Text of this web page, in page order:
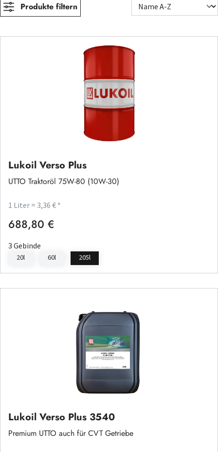
Produkte filtern
Lukoil Verso Plus
UTTO Traktoröl 75W-80 (10W-30)
1 Liter = 3,36 € *
Regulärer Preis:
688,80 €
3 Gebinde
20l 60l 205l
Lukoil Verso Plus 3540
Premium UTTO auch für CVT Getriebe